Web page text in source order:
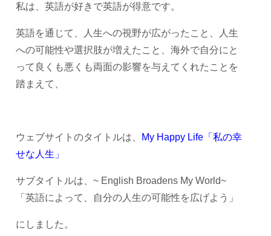
私は、英語が好きで英語が得意です。
英語を通じて、人生への視野が広がったこと、人生
への可能性や選択肢が増えたこと、海外で自分にと
って良くも悪くも両面の影響を与えてくれたことを
踏まえて、
ウェブサイトのタイトルは、
My Happy Life「私の幸
せな人生」
サブタイトルは、~ English Broadens My World~
「英語によって、自分の人生の可能性を広げよう」
にしました。